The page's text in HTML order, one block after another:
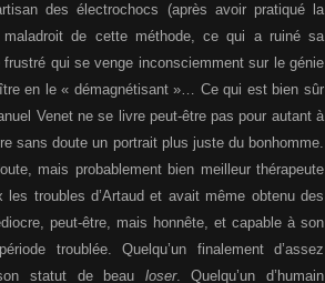
des électrochocs (après avoir pratiqué la
de cette méthode, ce qui a ruiné sa
qui se venge inconsciemment sur le génie
en le « démagnétisant »… Ce qui est bien sûr
Venet ne se livre peut-être pas pour autant à
sans doute un portrait plus juste du bonhomme.
mais probablement bien meilleur thérapeute
troubles d’Artaud et avait même obtenu des
peut-être, mais honnête, et capable à son
troublée. Quelqu’un finalement d’assez
statut de beau loser. Quelqu’un d’humain